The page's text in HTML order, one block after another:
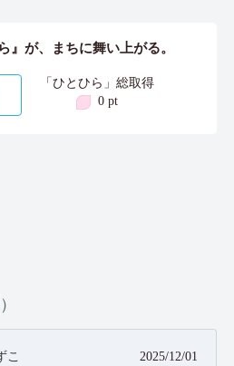
』が、まちに舞い上がる。
「ひとひら」総取得
0 pt
こ 2025/12/01